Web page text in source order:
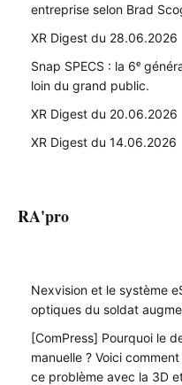
entreprise selon Brad
XR Digest du 28.06.2026
Snap SPECS : la 6ᵉ
loin du grand public.
XR Digest du 20.06.2026
XR Digest du 14.06.2026
RA'pro
Nexvision et le système
optiques du soldat
[ComPress] Pourquoi le
manuelle ? Voici
ce problème avec la 3D et